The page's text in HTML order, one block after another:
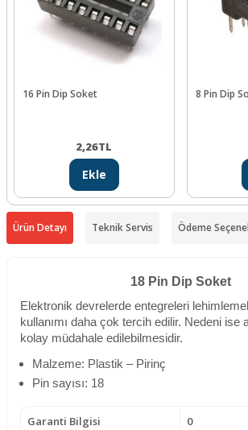
16 Pin Dip Soket
2,26TL
Ekle
8 Pin Dip
Ürün Detayı Teknik Servis Ödeme
18 Pin Dip Soket
Elektronik devrelerde entegreleri
kullanımı daha çok tercih edilir. Nedeni ise
kolay müdahale edilebilmesidir.
Malzeme: Plastik – Pirinç
Pin sayısı: 18
Garanti Bilgisi 0